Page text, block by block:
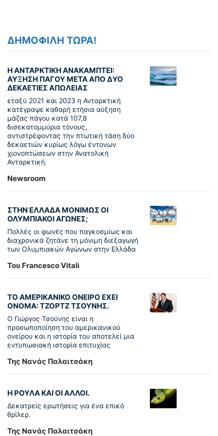
ΔΗΜΟΦΙΛΗ ΤΩΡΑ!
Η ΑΝΤΑΡΚΤΙΚΗ ΑΝΑΚΑΜΠΤΕΙ:
ΑΥΞΗΣΗ ΠΑΓΟΥ ΜΕΤΑ ΑΠΟ ΔΥΟ
ΔΕΚΑΕΤΙΕΣ ΑΠΩΛΕΙΑΣ
εταξύ 2021 και 2023 η Ανταρκτική
κατέγραψε καθαρή ετήσια αύξηση
μάζας πάγου κατά 107,8
δισεκατομμύρια τόνους,
αντιστρέφοντας την πτωτική τάση δύο
δεκαετιών κυρίως λόγω έντονων
χιονοπτώσεων στην Ανατολική
Ανταρκτική.
Newsroom
ΣΤΗΝ ΕΛΛΑΔΑ ΜΟΝΙΜΩΣ ΟΙ
ΟΛΥΜΠΙΑΚΟΙ ΑΓΩΝΕΣ;
Πολλές οι φωνές που παγκοσμίως και
διαχρονικά ζητάνε τη μόνιμη διεξαγωγή
των Ολυμπιακών Αγώνων στην Ελλάδα
Του Francesco Vitali
ΤΟ ΑΜΕΡΙΚΑΝΙΚΟ ΟΝΕΙΡΟ ΕΧΕΙ
ΟΝΟΜΑ: ΤΖΟΡΤΖ ΤΣΟΥΝΗΣ.
Ο Γιώργος Τσούνης είναι η
προσωποποίηση του αμερικανικού
ονείρου και η ιστορία του αποτελεί μια
εντυπωσιακή ιστορία επιτυχίας
Της Νανάς Παλαιτσάκη
Η ΡΟΥΛΑ ΚΑΙ ΟΙ ΑΛΛΟΙ.
Δεκατρείς ερωτήσεις για ένα επικό
θρίλερ.
Της Νανάς Παλαιτσάκη